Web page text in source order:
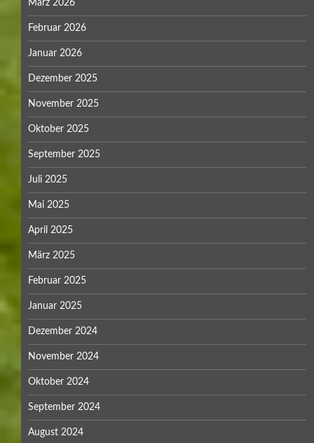
März 2026
Februar 2026
Januar 2026
Dezember 2025
November 2025
Oktober 2025
September 2025
Juli 2025
Mai 2025
April 2025
März 2025
Februar 2025
Januar 2025
Dezember 2024
November 2024
Oktober 2024
September 2024
August 2024